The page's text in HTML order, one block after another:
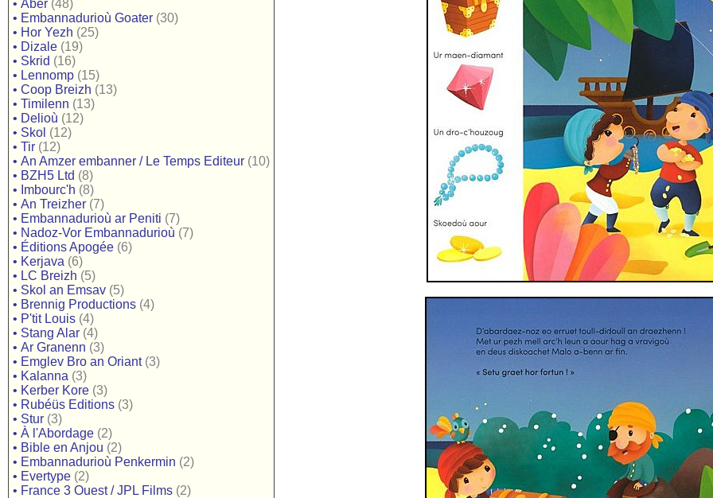
• Aber (48)
• Embannadurioù Goater (30)
• Hor Yezh (25)
• Dizale (19)
• Skrid (16)
• Lennomp (15)
• Coop Breizh (13)
• Timilenn (13)
• Delioù (12)
• Skol (12)
• Tir (12)
• An Amzer embanner / Le Temps Editeur (10)
• BZH5 Ltd (8)
• Imbourc'h (8)
• An Treizher (7)
• Embannadurioù ar Peniti (7)
• Nadoz-Vor Embannadurioù (7)
• Éditions Apogée (6)
• Kerjava (6)
• LC Breizh (5)
• Skol an Emsav (5)
• Brennig Productions (4)
• P'tit Louis (4)
• Stang Alar (4)
• Ar Granenn (3)
• Emglev Bro an Oriant (3)
• Kalanna (3)
• Kerber Kore (3)
• Rubéüs Editions (3)
• Stur (3)
• À l'Abordage (2)
• Bible en Anjou (2)
• Embannadurioù Penkermin (2)
• Evertype (2)
• France 3 Ouest / JPL Films (2)